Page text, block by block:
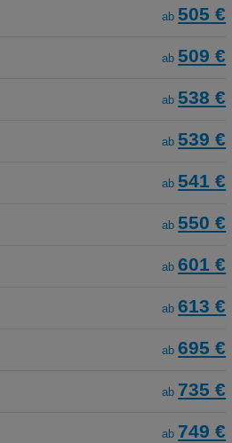
ab 505 €
ab 509 €
ab 538 €
ab 539 €
ab 541 €
ab 550 €
ab 601 €
ab 613 €
ab 695 €
ab 735 €
ab 749 €